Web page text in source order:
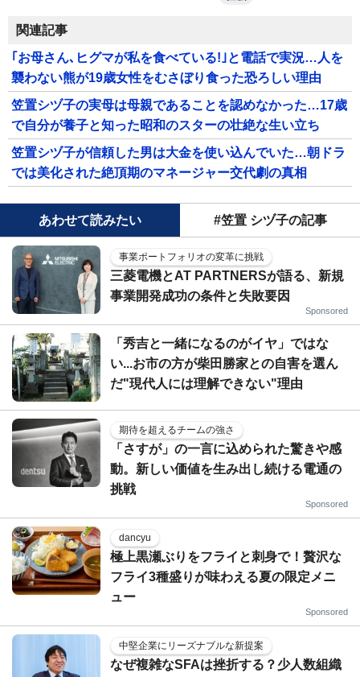
関連記事
｢お母さん､ヒグマが私を食べている!｣と電話で実況…人を
襲わない熊が19歳女性をむさぼり食った恐ろしい理由
笠置シヅ子の実母は母親であることを認めなかった…17歳
で自分が養子と知った昭和のスターの壮絶な生い立ち
笠置シヅ子が信頼した男は大金を使い込んでいた…朝ドラ
では美化された絶頂期のマネージャー交代劇の真相
あわせて読みたい #笠置 シヅ子の記事
事業ポートフォリオの変革に挑戦
三菱電機とAT PARTNERSが語る、新規
事業開発成功の条件と失敗要因
Sponsored
「秀吉と一緒になるのがイヤ」ではな
い...お市の方が柴田勝家との自害を選ん
だ"現代人には理解できない"理由
期待を超えるチームの強さ
「さすが」の一言に込められた驚きや感
動。新しい価値を生み出し続ける電通の
挑戦
Sponsored
dancyu
極上黒瀬ぶりをフライと刺身で！贅沢な
フライ3種盛りが味わえる夏の限定メニ
ュー
Sponsored
中堅企業にリーズナブルな新提案
なぜ複雑なSFAは挫折する？少人数組織